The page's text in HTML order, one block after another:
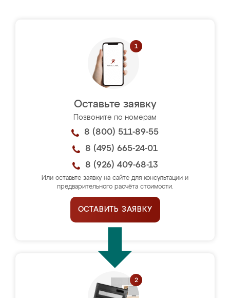
Оставьте заявку
Позвоните по номерам
8 (800) 511-89-55
8 (495) 665-24-01
8 (926) 409-68-13
Или оставьте заявку на сайте для консультации и
предварительного расчёта стоимости.
ОСТАВИТЬ ЗАЯВКУ